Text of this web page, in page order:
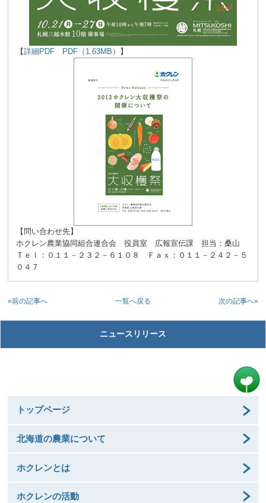
【詳細PDF PDF（1.63MB） 】
【問い合わせ先】
ホクレン農業協同組合連合会 役員室 広報宣伝課 担当：桑山
Ｔｅｌ：０１１－２３２－６１０８ Ｆａｘ：０１１－２４２－５
０４７
一覧へ戻る
«前の記事へ 次の記事へ»
ニュースリリース
トップページ
北海道の農業について
ホクレンとは
ホクレンの活動